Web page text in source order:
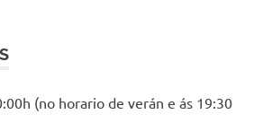
(no horario de verán e ás 19:30